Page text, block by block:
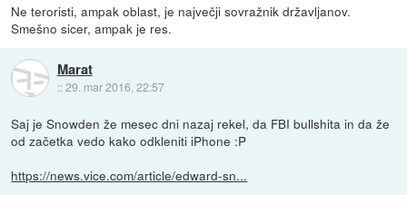
Ne teroristi, ampak oblast, je največji sovražnik državljanov.
Smešno sicer, ampak je res.
Marat
::29. mar 2016, 22:57
Saj je Snowden že mesec dni nazaj rekel, da FBI bullshita in da že
od začetka vedo kako odkleniti iPhone :P
https://news.vice.com/article/edward-sn...